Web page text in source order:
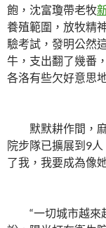
飽，沈富瓊帶老牧
養殖範圍，放牧精
驗考試，發明公然
牛，支出翻了幾番
各洛有些欠好意思
默默耕作間，
院步隊已擴展到9
了我，我要成為像
“一切城市越來